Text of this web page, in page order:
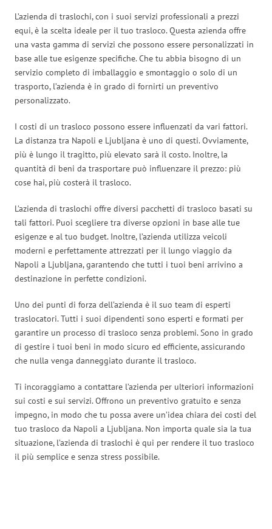
L’azienda di traslochi, con i suoi servizi professionali a prezzi
equi, è la scelta ideale per il tuo trasloco. Questa azienda offre
una vasta gamma di servizi che possono essere personalizzati in
base alle tue esigenze specifiche. Che tu abbia bisogno di un
servizio completo di imballaggio e smontaggio o solo di un
trasporto, l’azienda è in grado di fornirti un preventivo
personalizzato.
I costi di un trasloco possono essere influenzati da vari fattori.
La distanza tra Napoli e Ljubljana è uno di questi. Ovviamente,
più è lungo il tragitto, più elevato sarà il costo. Inoltre, la
quantità di beni da trasportare può influenzare il prezzo: più
cose hai, più costerà il trasloco.
L’azienda di traslochi offre diversi pacchetti di trasloco basati su
tali fattori. Puoi scegliere tra diverse opzioni in base alle tue
esigenze e al tuo budget. Inoltre, l’azienda utilizza veicoli
moderni e perfettamente attrezzati per il lungo viaggio da
Napoli a Ljubljana, garantendo che tutti i tuoi beni arrivino a
destinazione in perfette condizioni.
Uno dei punti di forza dell’azienda è il suo team di esperti
traslocatori. Tutti i suoi dipendenti sono esperti e formati per
garantire un processo di trasloco senza problemi. Sono in grado
di gestire i tuoi beni in modo sicuro ed efficiente, assicurando
che nulla venga danneggiato durante il trasloco.
Ti incoraggiamo a contattare l’azienda per ulteriori informazioni
sui costi e sui servizi. Offrono un preventivo gratuito e senza
impegno, in modo che tu possa avere un’idea chiara dei costi del
tuo trasloco da Napoli a Ljubljana. Non importa quale sia la tua
situazione, l’azienda di traslochi è qui per rendere il tuo trasloco
il più semplice e senza stress possibile.